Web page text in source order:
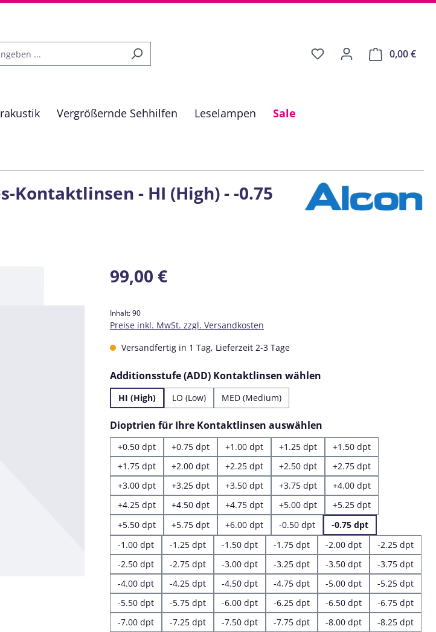
0,00 €
Vergrößernde Sehhilfen Leselampen Sale
Kontaktlinsen - HI (High) - -0.75
Regulärer Preis:
99,00 €
Inhalt:90
Preise inkl. MwSt. zzgl. Versandkosten
Versandfertig in 1 Tag, Lieferzeit 2-3 Tage
Additionsstufe (ADD) Kontaktlinsen wählen
HI (High) LO (Low) MED (Medium)
Dioptrien für Ihre Kontaktlinsen auswählen
+0.50 dpt +0.75 dpt +1.00 dpt +1.25 dpt
+1.50 dpt
+1.75 dpt
+2.00 dpt +2.25 dpt +2.50 dpt
+2.75 dpt
+3.00 dpt
+3.25 dpt +3.50 dpt +3.75 dpt
+4.00 dpt
+4.25 dpt
+4.50 dpt +4.75 dpt +5.00 dpt
+5.25 dpt
+5.50 dpt
+5.75 dpt +6.00 dpt -0.50 dpt
-0.75 dpt
-1.00 dpt
-1.25 dpt -1.50 dpt -1.75 dpt -2.00 dpt
-2.25 dpt
-2.50 dpt
-2.75 dpt -3.00 dpt -3.25 dpt -3.50 dpt
-3.75 dpt
-4.00 dpt
-4.25 dpt -4.50 dpt -4.75 dpt -5.00 dpt
-5.25 dpt
-5.50 dpt
-5.75 dpt -6.00 dpt -6.25 dpt -6.50 dpt
-6.75 dpt
-7.00 dpt
-7.25 dpt -7.50 dpt -7.75 dpt -8.00 dpt
-8.25 dpt